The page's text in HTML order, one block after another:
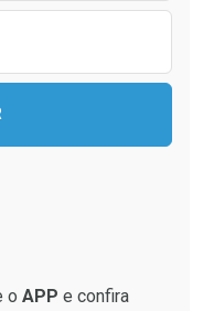
o APP e confira